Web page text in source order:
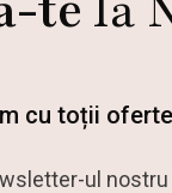
cu toții
ul